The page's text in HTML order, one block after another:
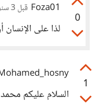
0
Foza01 قبل 3 سنوات
لذا على
1
السلام عليكم محمد